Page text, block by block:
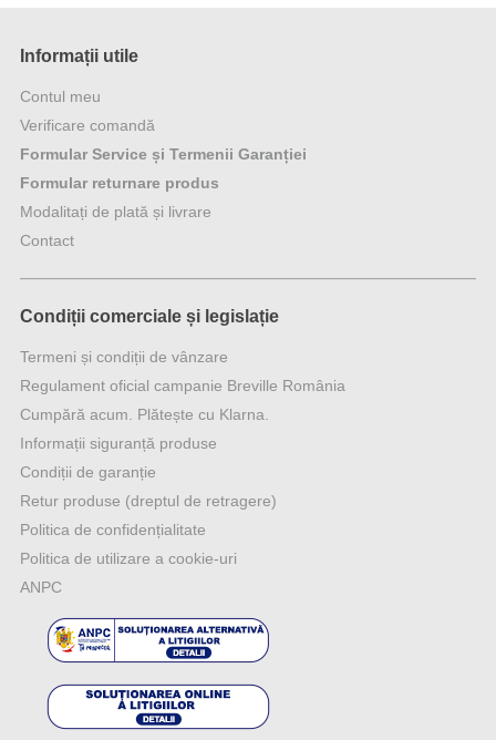
Informații utile
Contul meu
Verificare comandă
Formular Service și Termenii Garanției
Formular returnare produs
Modalitați de plată și livrare
Contact
Condiții comerciale și legislație
Termeni și condiții de vânzare
Regulament oficial campanie Breville România
Cumpără acum. Plătește cu Klarna.
Informații siguranță produse
Condiții de garanție
Retur produse (dreptul de retragere)
Politica de confidențialitate
Politica de utilizare a cookie-uri
ANPC